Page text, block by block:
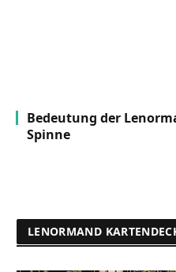
Bedeutung der
Spinne
LENORMAND